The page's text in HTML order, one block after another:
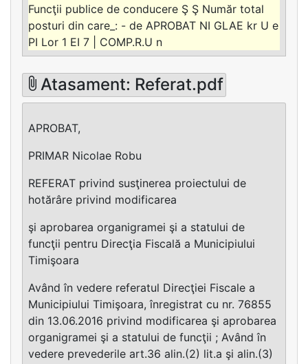
Funcţii publice de conducere Ş Ş Număr total
posturi din care_: - de APROBAT NI GLAE kr U e
PI Lor 1 EI 7 | COMP.R.U n
Atasament: Referat.pdf
APROBAT,
PRIMAR Nicolae Robu
REFERAT privind susţinerea proiectului de
hotărâre privind modificarea
şi aprobarea organigramei şi a statului de
funcţii pentru Direcţia Fiscală a Municipiului
Timişoara
Având în vedere referatul Direcţiei Fiscale a
Municipiului Timişoara, înregistrat cu nr. 76855
din 13.06.2016 privind modificarea şi aprobarea
organigramei şi a statului de funcţii ; Având în
vedere prevederile art.36 alin.(2) lit.a şi alin.(3)